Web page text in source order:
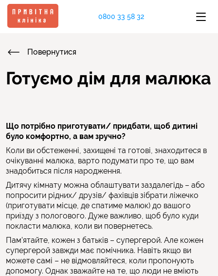
0800 33 58 32
Повернутися
Готуємо дім для малюка
Що потрібно приготувати/ придбати, щоб дитині
було комфортно, а вам зручно?
Коли ви обстеженні, захищені та готові, знаходитеся в
очікуванні малюка, варто подумати про те, що вам
знадобиться після народження.
Дитячу кімнату можна облаштувати заздалегідь – або
попросити рідних/ друзів/ фахівців зібрати ліжечко
(приготувати місце, де спатиме малюк) до вашого
приїзду з пологового. Дуже важливо, щоб було куди
покласти малюка, коли ви повернетесь.
Пам’ятайте, кожен з батьків – супергерой. Але кожен
супергерой завжди має помічника. Навіть якщо ви
можете самі – не відмовляйтеся, коли пропонують
допомогу. Однак зважайте на те, що люди не вміють